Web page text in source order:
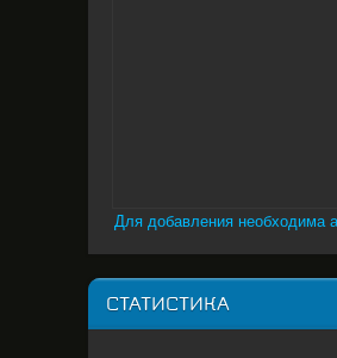
Для добавления необходима
СТАТИСТИКА